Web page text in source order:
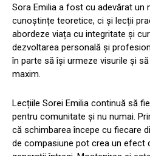
Sora Emilia a fost cu adevărat un
cunoștințe teoretice, ci și lecții
abordeze viața cu integritate și
dezvoltarea personală și
în parte să își urmeze visurile și
maxim.
Lecțiile Sorei Emilia continuă să
pentru comunitate și nu numai.
că schimbarea începe cu fiecare
de compasiune pot crea un efect